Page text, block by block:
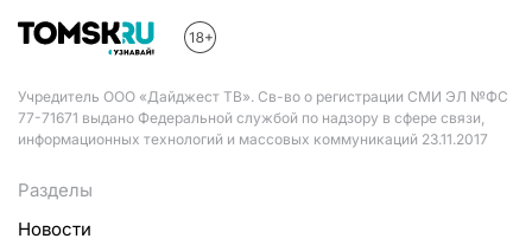
Учредитель ООО «Дайджест ТВ». Св-во о регистрации СМИ ЭЛ №ФС
77-71671 выдано Федеральной службой по надзору в сфере связи,
информационных технологий и массовых коммуникаций 23.11.2017
Разделы
Новости